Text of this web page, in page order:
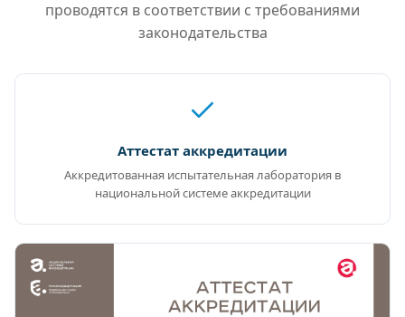
проводятся в соответствии с требованиями
законодательства
Аттестат аккредитации
Аккредитованная испытательная лаборатория в
национальной системе аккредитации